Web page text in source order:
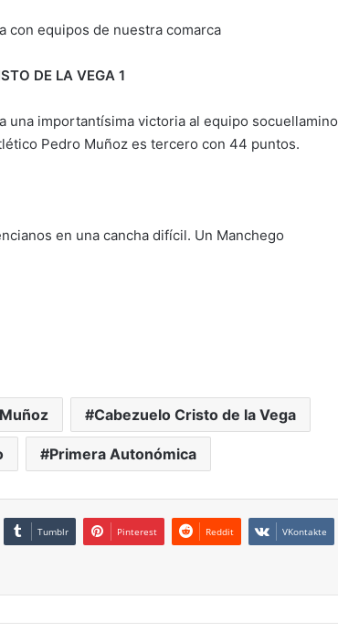
con equipos de nuestra comarca
DE LA VEGA 1
una importantísima victoria al equipo socuellamino
Pedro Muñoz es tercero con 44 puntos.
en una cancha difícil. Un Manchego
Cabezuelo Cristo de la Vega
Primera Autonómica
Tumblr Pinterest Reddit VKontakte